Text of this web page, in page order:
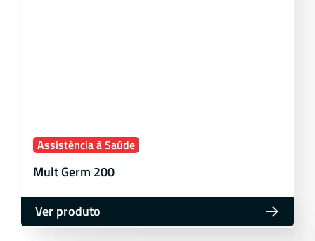
Assistência à Saúde
Mult Germ 200
Ver produto